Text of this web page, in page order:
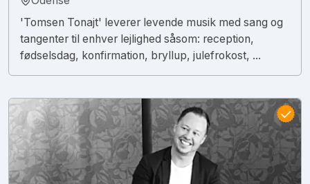
'Tomsen Tonajt' leverer levende musik med sang og
tangenter til enhver lejlighed såsom: reception,
fødselsdag, konfirmation, bryllup, julefrokost, ...